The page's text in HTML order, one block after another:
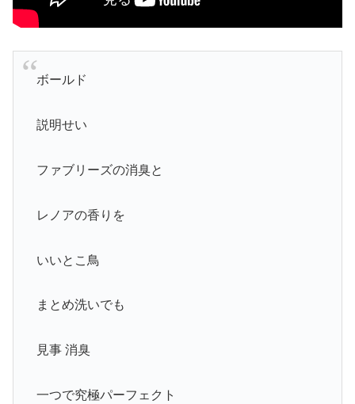
ボールド
説明せい
ファブリーズの消臭と
レノアの香りを
いいとこ鳥
まとめ洗いでも
見事 消臭
一つで究極パーフェクト